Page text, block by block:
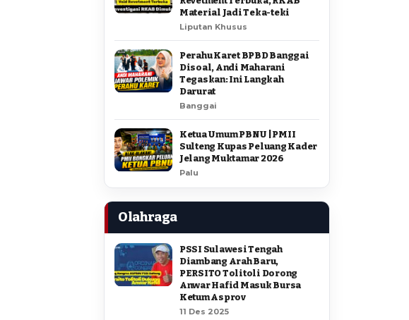
Material Jadi Teka-teki
Liputan Khusus
Perahu Karet BPBD Banggai
Disoal, Andi Maharani
Tegaskan: Ini Langkah
Darurat
Banggai
Ketua Umum PBNU | PMII
Sulteng Kupas Peluang Kader
Jelang Muktamar 2026
Palu
Olahraga
PSSI Sulawesi Tengah
Diambang Arah Baru,
PERSITO Tolitoli Dorong
Anwar Hafid Masuk Bursa
Ketum Asprov
11 Des 2025